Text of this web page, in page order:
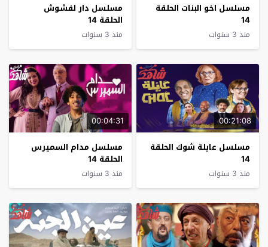
مسلسل اخو البنات الحلقة
14
منذ 3 سنوات
مسلسل دار لفشوش
الحلقة 14
منذ 3 سنوات
00:21:08
مسلسل عايلة شوك الحلقة
14
منذ 3 سنوات
00:04:31
مسلسل مدام السميرس
الحلقة 14
منذ 3 سنوات